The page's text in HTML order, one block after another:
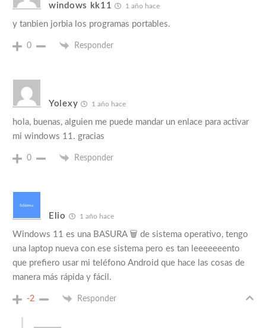
windows kk11 1 año hace
y tanbien jorbia los programas portables.
0 Responder
Yolexy 1 año hace
hola, buenas, alguien me puede mandar un enlace para activar
mi windows 11. gracias
0 Responder
Elio 1 año hace
Windows 11 es una BASURA 🗑️ de sistema operativo, tengo
una laptop nueva con ese sistema pero es tan leeeeeeento
que prefiero usar mi teléfono Android que hace las cosas de
manera más rápida y fácil.
-2 Responder